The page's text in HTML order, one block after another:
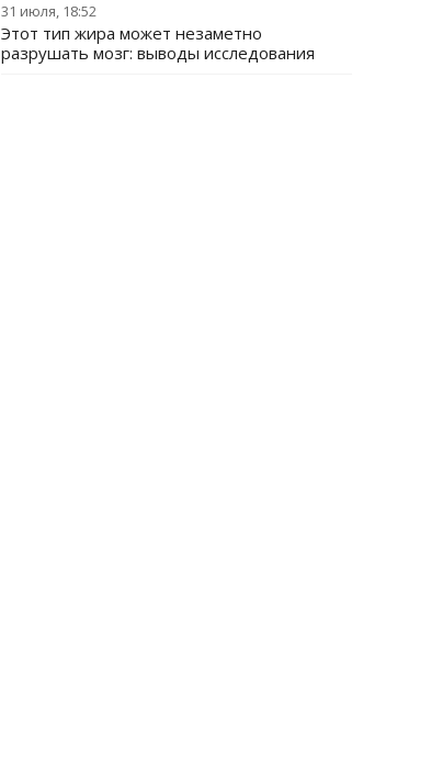
31 июля, 18:52
Этот тип жира может незаметно
разрушать мозг: выводы исследования